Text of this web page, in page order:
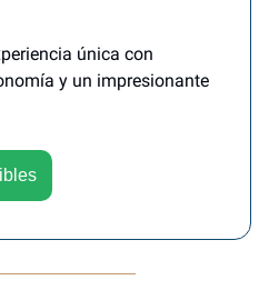
única con
y un impresionante